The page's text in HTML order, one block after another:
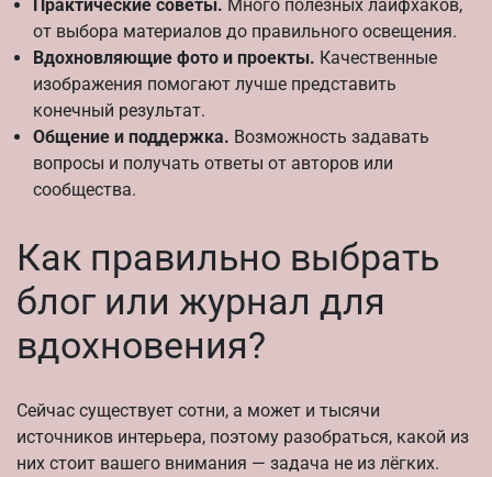
Практические советы. Много полезных лайфхаков,
от выбора материалов до правильного освещения.
Вдохновляющие фото и проекты. Качественные
изображения помогают лучше представить
конечный результат.
Общение и поддержка. Возможность задавать
вопросы и получать ответы от авторов или
сообщества.
Как правильно выбрать
блог или журнал для
вдохновения?
Сейчас существует сотни, а может и тысячи
источников интерьера, поэтому разобраться, какой из
них стоит вашего внимания — задача не из лёгких.